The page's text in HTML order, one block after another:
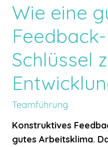
Wie eine
Schlüssel
Teamführung
Konstruktives
gutes Arbeitsklima.